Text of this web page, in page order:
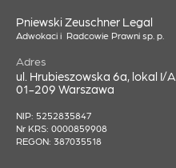
Pniewski Zeuschner Legal
Adwokaci i Radcowie Prawni sp. p.
Adres
ul. Hrubieszowska 6a, lokal I/A
01-209 Warszawa
NIP: 5252835847
Nr KRS: 0000859908
REGON: 387035518